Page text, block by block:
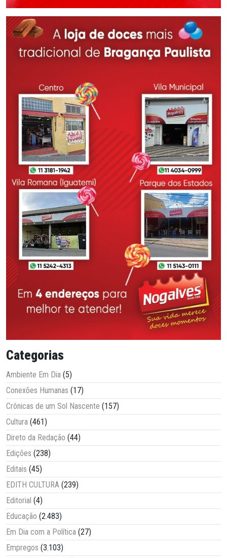
Categorias
Ambiente Em Dia (5)
Conexões Humanas (17)
Crônicas de um Sol Nascente (157)
Cultura (461)
Direto da Redação (44)
Edições (238)
Editais (45)
EDITH CULTURA (239)
Editorial (4)
Educação (2.483)
Em Dia com a Política (27)
Empregos (3.103)